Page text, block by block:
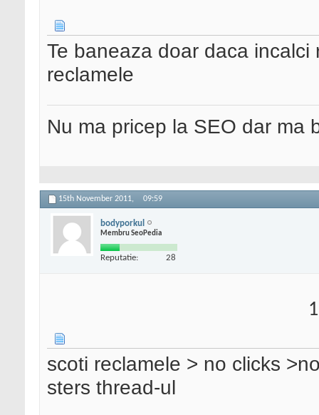
Te baneaza doar daca
reclamele
Nu ma pricep la SEO dar ma
15th November 2011, 09:59
bodyporkul
Membru SeoPedia
Reputatie: 28
scoti reclamele > no clicks
sters thread-ul